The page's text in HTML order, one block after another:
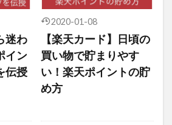
迷わ
イン
伝授
2020-01-08
【楽天カード】日頃の
買い物で貯まりやす
い！楽天ポイントの貯
め方